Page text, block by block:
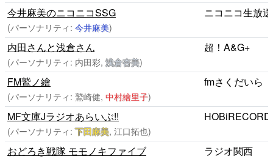
今井麻美のニコニコSSG
(パーソナリティ: 今井麻美)
ニコニコ生放送
内田さんと浅倉さん
(パーソナリティ: 内田彩,浅倉杏美)
超！A&G+
FM鷲ノ繪
(パーソナリティ: 鷲崎健, 中村繪里子)
fmさくだいら
MF文庫Jラジオあらいぶ!!
(パーソナリティ:下田麻美, 江口拓也)
おどろき戦隊 モモノキファイブ ラジオ関西